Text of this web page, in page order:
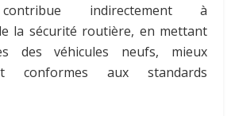
contribue indirectement à
la sécurité routière, en mettant
des véhicules neufs, mieux
conformes aux standards